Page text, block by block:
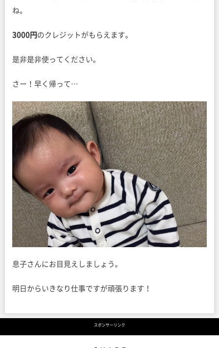
ね。
3000円 のクレジットがもらえます。
是非是非使ってください。
さー！早く帰って…
息子さんにお目見えしましょう。
明日からいきなり仕事ですが頑張ります！
スポンサーリンク